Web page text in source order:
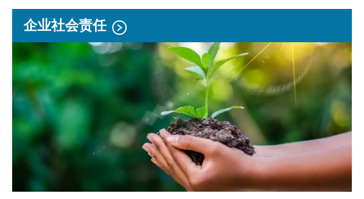
企业社会责任